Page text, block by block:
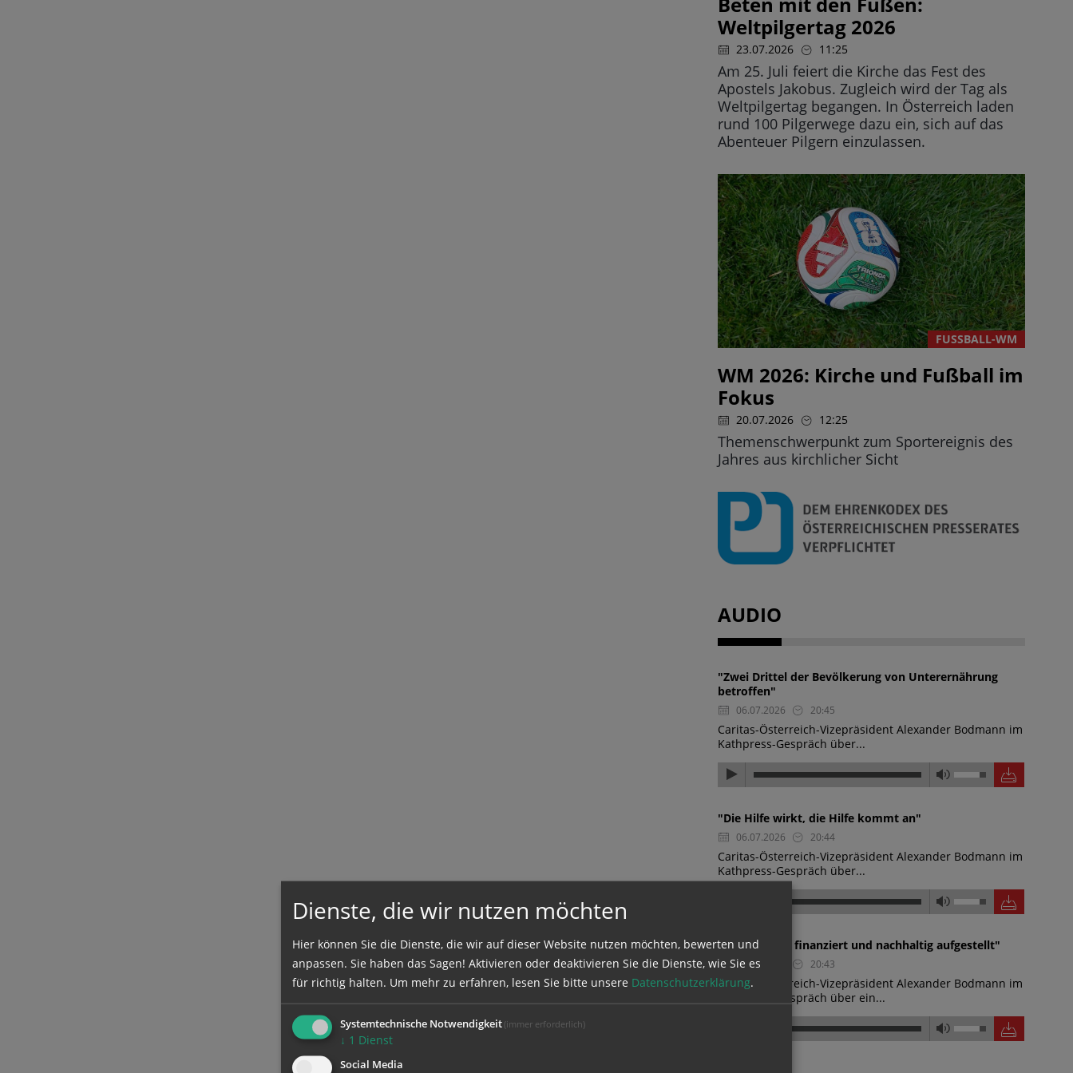
Weltpilgertag 2026
23.07.2026 11:25
Am 25. Juli feiert die Kirche das Fest des
Apostels Jakobus. Zugleich wird der Tag als
Weltpilgertag begangen. In Österreich laden
rund 100 Pilgerwege dazu ein, sich auf das
Abenteuer Pilgern einzulassen.
FUSSBALL-WM
WM 2026: Kirche und Fußball im
Fokus
20.07.2026 12:25
Themenschwerpunkt zum Sportereignis des
Jahres aus kirchlicher Sicht
AUDIO
"Zwei Drittel der Bevölkerung von Unterernährung
betroffen"
06.07.2026 20:45
Caritas-Österreich-Vizepräsident Alexander Bodmann im
Kathpress-Gespräch über...
"Die Hilfe wirkt, die Hilfe kommt an"
06.07.2026 20:44
Caritas-Österreich-Vizepräsident Alexander Bodmann im
Kathpress-Gespräch über...
"Wasserwerk finanziert und nachhaltig aufgestellt"
06.07.2026 20:43
Caritas-Österreich-Vizepräsident Alexander Bodmann im
Kathpress-Gespräch über ein...
Dienste, die wir nutzen möchten
Hier können Sie die Dienste, die wir auf dieser Website nutzen möchten, bewerten und
anpassen. Sie haben das Sagen! Aktivieren oder deaktivieren Sie die Dienste, wie Sie es
für richtig halten. Um mehr zu erfahren, lesen Sie bitte unsere Datenschutzerklärung.
Systemtechnische Notwendigkeit (immer erforderlich)
↓ 1 Dienst
Social Media